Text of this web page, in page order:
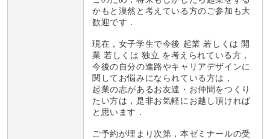
かもと漠然と考えている方のご参加も大
歓迎です．
現在，女子学生で今後 起業 若しくは 開
業 若しくは 独立 を考えられている方，
今後の自分の進路やキャリアデザインに
関してお悩みになられている方は，
起業の志があるお友達・お仲間をつくり
たい方は，是非お気軽にお越し頂ければ
と思います．
ご予約が埋まり次第，本ゼミナールの受